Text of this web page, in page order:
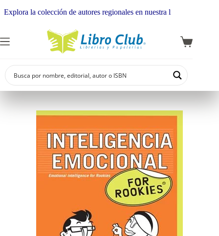
la colección de autores regionales en nuestra librería